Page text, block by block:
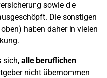
sowie die
Die sonstigen
haben daher in vielen
sich, alle beruflichen
nicht übernommen